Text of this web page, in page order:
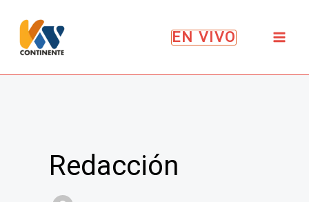
contenido
EN VIVO
Redacción